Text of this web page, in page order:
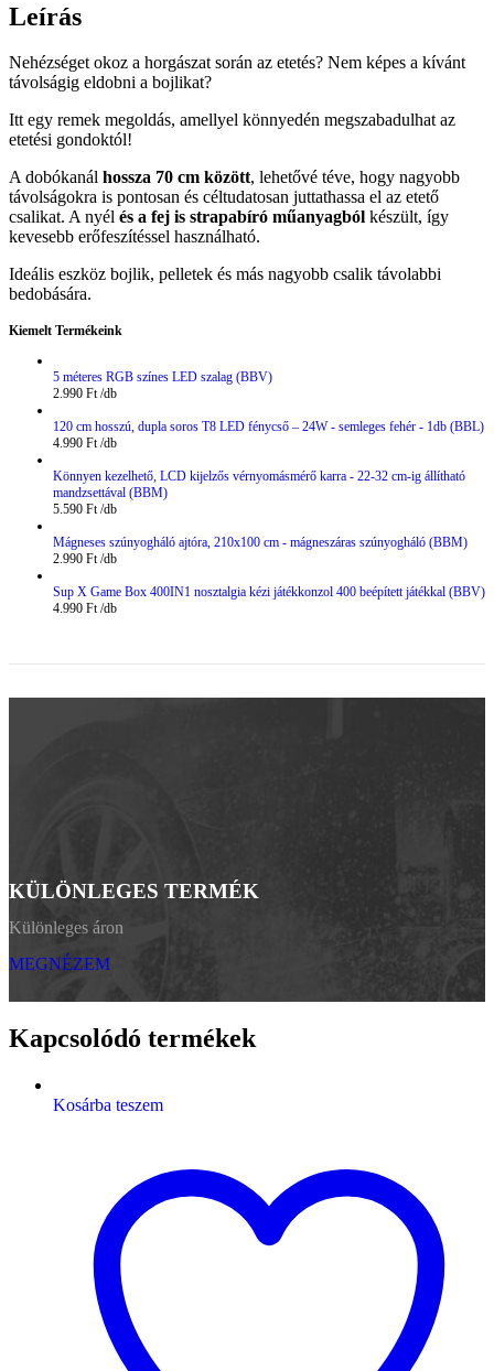
Leírás
Nehézséget okoz a horgászat során az etetés? Nem képes a kívánt
távolságig eldobni a bojlikat?
Itt egy remek megoldás, amellyel könnyedén megszabadulhat az
etetési gondoktól!
A dobókanál hossza 70 cm között, lehetővé téve, hogy nagyobb
távolságokra is pontosan és céltudatosan juttathassa el az etető
csalikat. A nyél és a fej is strapabíró műanyagból készült, így
kevesebb erőfeszítéssel használható.
Ideális eszköz bojlik, pelletek és más nagyobb csalik távolabbi
bedobására.
Kiemelt Termékeink
5 méteres RGB színes LED szalag (BBV)
2.990 Ft
120 cm hosszú, dupla soros T8 LED fénycső – 24W - semleges fehér - 1db (BBL)
4.990 Ft
Könnyen kezelhető, LCD kijelzős vérnyomásmérő karra - 22-32 cm-ig állítható
mandzsettával (BBM)
5.590 Ft
Mágneses szúnyogháló ajtóra, 210x100 cm - mágneszáras szúnyogháló (BBM)
2.990 Ft
Sup X Game Box 400IN1 nosztalgia kézi játékkonzol 400 beépített játékkal (BBV)
4.990 Ft
KÜLÖNLEGES TERMÉK
Különleges áron
MEGNÉZEM
Kapcsolódó termékek
Kosárba teszem